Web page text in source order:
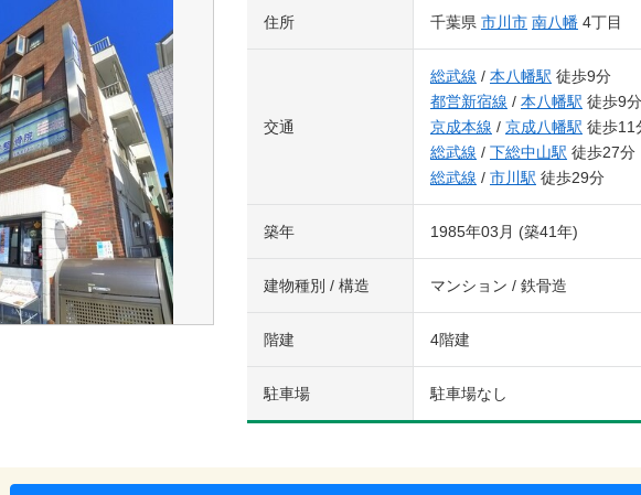
住所 千葉県 市川市 南八幡 4丁目
交通
総武線 / 本八幡駅 徒歩9分
都営新宿線 / 本八幡駅 徒歩9分
京成本線 / 京成八幡駅 徒歩11
総武線 / 下総中山駅 徒歩27分
総武線 / 市川駅 徒歩29分
築年 1985年03月 (築41年)
建物種別 / 構造 マンション / 鉄骨造
階建 4階建
駐車場 駐車場なし